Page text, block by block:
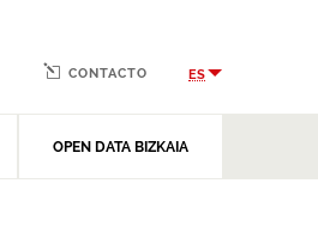
OPEN DATA BIZKAIA
CONTACTO ES